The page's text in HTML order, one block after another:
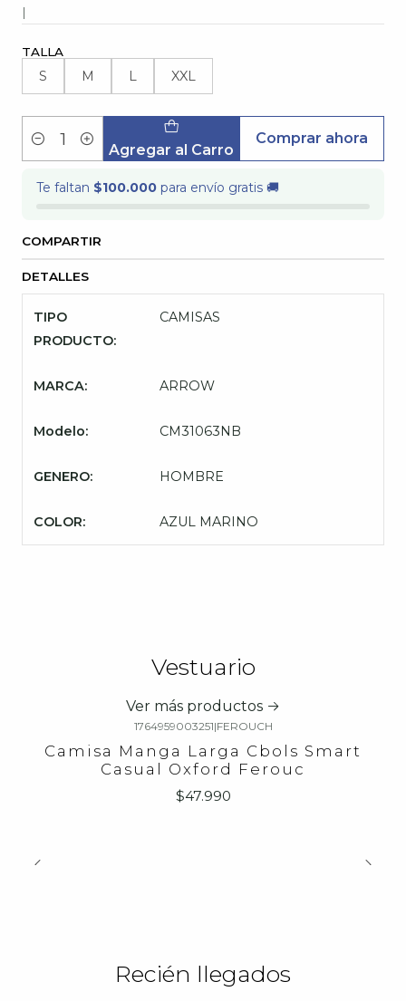
|
TALLA
S M L XXL
Cantidad Agregar al Carro
Comprar ahora
Te faltan $100.000 para envío gratis 🚚
COMPARTIR
DETALLES
TIPO
PRODUCTO:
CAMISAS
MARCA: ARROW
Modelo: CM31063NB
GENERO: HOMBRE
COLOR: AZUL MARINO
Vestuario
Ver más productos
1764959003251|FEROUCH
Camisa Manga Larga Cbols Smart
Casual Oxford Ferouc
$47.990
Recién llegados